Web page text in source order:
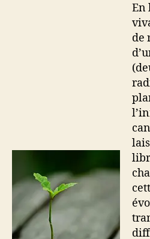
En
de